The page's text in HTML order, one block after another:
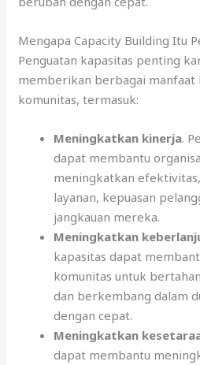
Mengapa Capacity Building Itu
Penguatan kapasitas penting
memberikan berbagai manfaat
komunitas, termasuk:
Meningkatkan kinerja.
dapat membantu
meningkatkan
layanan, kepuasan
jangkauan mereka.
Meningkatkan
kapasitas dapat
komunitas untuk
dan berkembang dalam
dengan cepat.
Meningkatkan
dapat membantu